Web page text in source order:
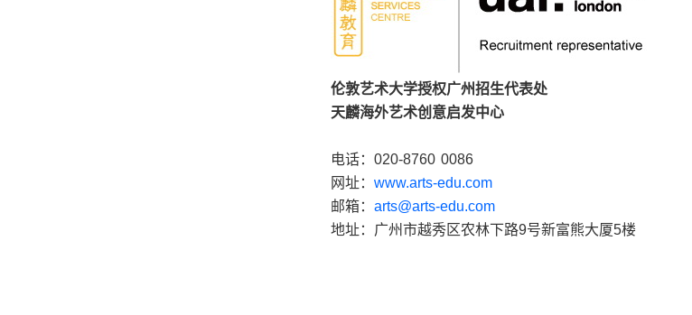
伦敦艺术大学授权广州招生代表处
天麟海外艺术创意启发中心
电话：020-8760 0086
网址：www.arts-edu.com
邮箱：arts@arts-edu.com
地址：广州市越秀区农林下路9号新富熊大厦5楼